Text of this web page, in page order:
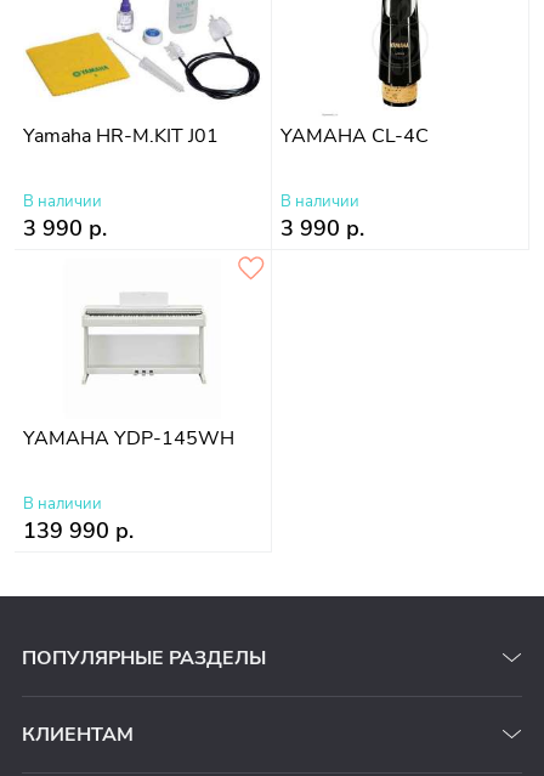
Yamaha HR-M.KIT J01
В наличии
3 990 р.
YAMAHA CL-4C
В наличии
3 990 р.
YAMAHA YDP-145WH
В наличии
139 990 р.
ПОПУЛЯРНЫЕ РАЗДЕЛЫ
КЛИЕНТАМ